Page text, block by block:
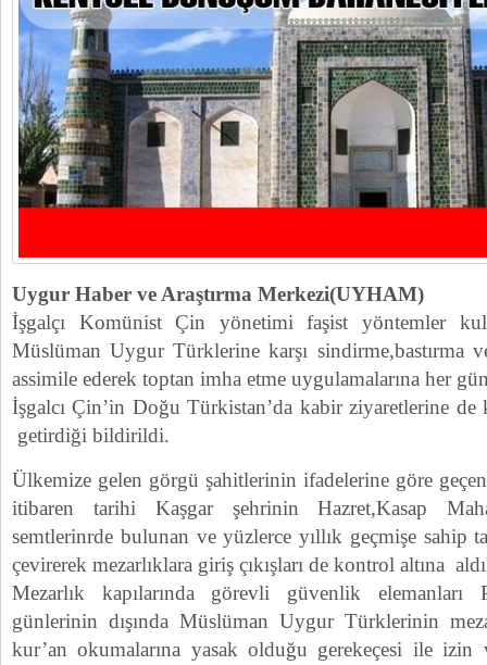
Uygur Haber ve Araştırma Merkezi(UYHAM)
İşgalçı Komünist Çin yönetimi faşist yöntemler
Müslüman Uygur Türklerine karşı sindirme,bastırma
assimile ederek toptan imha etme uygulamalarına her
İşgalcı Çin’in Doğu Türkistan’da kabir ziyaretlerine de
getirdiği bildirildi.
Ülkemize gelen görgü şahitlerinin ifadelerine göre geçen
itibaren tarihi Kaşgar şehrinin Hazret,Kasap
semtlerinrde bulunan ve yüzlerce yıllık geçmişe sahip
çevirerek mezarlıklara giriş çıkışları de kontrol altına
Mezarlık kapılarında görevli güvenlik elemanları
günlerinin dışında Müslüman Uygur Türklerinin
kur’an okumalarına yasak olduğu gerekeçesi ile izin